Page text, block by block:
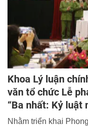
Khoa Lý luận
văn tổ chức Lễ
“Ba nhất: Kỷ luật
Gần dân nhất”
Nhằm triển khai